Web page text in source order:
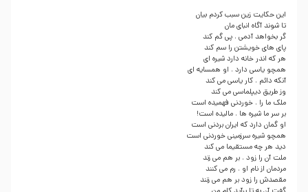
این حکایت زین سبب کردم بیان
تا شوند آگاه انبای مان
گر بخواهد آدمی ، پی گم کند
پای های خویشتن را سم کند
هر که اندر خانه دارد شیره ای
همچو یاسی دارد ، او همسایه ای
آنکه دائم ، کار یاسی می کند
وز طریق دیپلماسی می کند
ملک ما را ، خوردنی فهمیده است
بر سر ما شیره ها ، مالیده است!
او گمان دارد که ایران بردنی است
همچو شیره سرزمینی خوردنی است
دید هر چه مستقیما می کند
ملت آن را زود ، بر هم می زند
مردمان از نام او ، رم می کنند
مقصدش را زود بر هم می زنند